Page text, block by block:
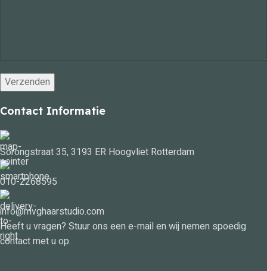
Contact Informatie
Sorongstraat 35, 3193 ER Hoogvliet Rotterdam
010-2268595
info@mvghaarstudio.com
Heeft u vragen? Stuur ons een e-mail en wij nemen spoedig
contact met u op.